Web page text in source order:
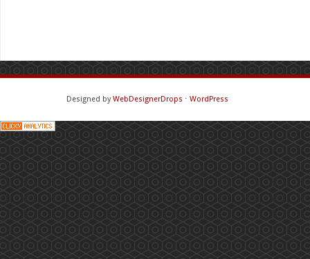
Designed byWebDesignerDrops ⋅ WordPress